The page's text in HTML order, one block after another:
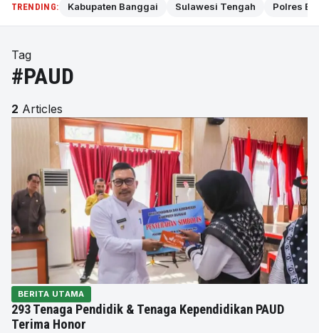
TRENDING: Kabupaten Banggai Sulawesi Tengah Polres
Tag
#PAUD
2 Articles
BERITA UTAMA
293 Tenaga Pendidik & Tenaga Kependidikan PAUD
Terima Honor